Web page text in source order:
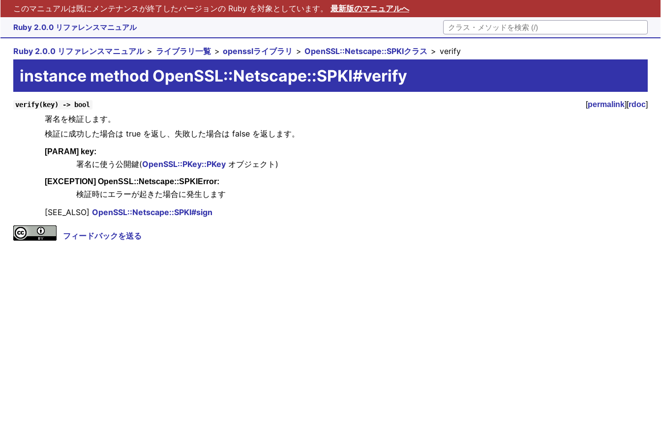
このマニュアルは既にメンテナンスが終了したバージョンの Ruby を対象としています。 最新版のマニュアルへ
Ruby 2.0.0 リファレンスマニュアル
Ruby 2.0.0 リファレンスマニュアル ライブラリ一覧 opensslライブラリ OpenSSL::Netscape::SPKIクラス verify
instance method OpenSSL::Netscape::SPKI#verify
verify(key) -> bool [permalink][rdoc]
署名を検証します。
検証に成功した場合は true を返し、失敗した場合は false を返します。
[PARAM] key:
署名に使う公開鍵(OpenSSL::PKey::PKeyオブジェクト)
[EXCEPTION] OpenSSL::Netscape::SPKIError:
検証時にエラーが起きた場合に発生します
[SEE_ALSO] OpenSSL::Netscape::SPKI#sign
フィードバックを送る